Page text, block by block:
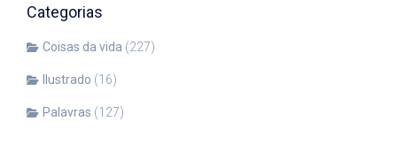
Categorias
Coisas da vida (227)
Ilustrado (16)
Palavras (127)